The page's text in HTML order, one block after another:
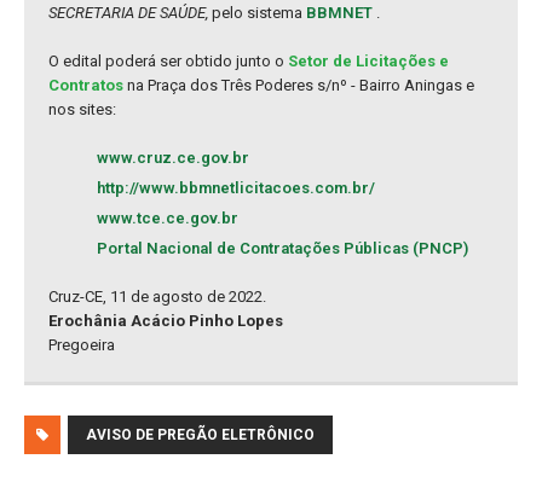
SECRETARIA DE SAÚDE, pelo sistema BBMNET .
O edital poderá ser obtido junto o Setor de Licitações e
Contratos na Praça dos Três Poderes s/nº - Bairro Aningas e
nos sites:
www.cruz.ce.gov.br
http://www.bbmnetlicitacoes.com.br/
www.tce.ce.gov.br
Portal Nacional de Contratações Públicas (PNCP)
Cruz-CE, 11 de agosto de 2022.
Erochânia Acácio Pinho Lopes
Pregoeira
AVISO DE PREGÃO ELETRÔNICO